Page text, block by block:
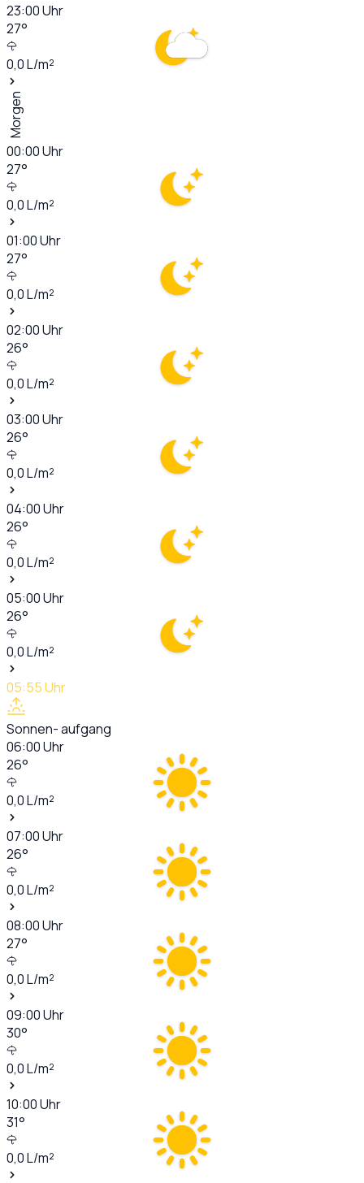
23:00Uhr
27°
0,0L/m²
Morgen
00:00Uhr
27°
0,0L/m²
01:00Uhr
27°
0,0L/m²
02:00Uhr
26°
0,0L/m²
03:00Uhr
26°
0,0L/m²
04:00Uhr
26°
0,0L/m²
05:00Uhr
26°
0,0L/m²
05:55Uhr
Sonnen- aufgang
06:00Uhr
26°
0,0L/m²
07:00Uhr
26°
0,0L/m²
08:00Uhr
27°
0,0L/m²
09:00Uhr
30°
0,0L/m²
10:00Uhr
31°
0,0L/m²